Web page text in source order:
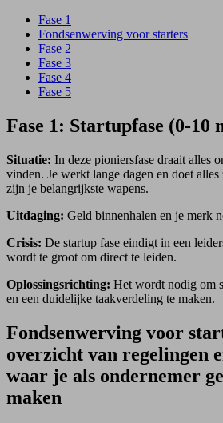
Fase 1
Fondsenwerving voor starters
Fase 2
Fase 3
Fase 4
Fase 5
Fase 1: Startupfase (0-10
Situatie: In deze pioniersfase draait alles
vinden. Je werkt lange dagen en doet
zijn je belangrijkste wapens.
Uitdaging: Geld binnenhalen en je merk
Crisis: De startup fase eindigt in een
wordt te groot om direct te leiden.
Oplossingsrichting: Het wordt nodig om
en een duidelijke taakverdeling te maken.
Fondsenwerving voor
overzicht van regelingen
waar je als ondernemer
maken